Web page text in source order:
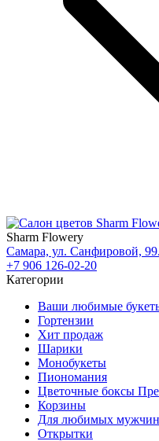
Sharm Flowery
Самара, ул. Санфировой,
+7 906 126-02-20
Категории
Ваши любимые
Гортензии
Хит продаж
Шарики
Монобукеты
Пиономания
Цветочные боксы
Корзины
Для любимых мужчин
Открытки